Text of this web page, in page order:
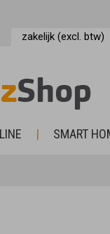
zakelijk (excl. btw)
SMART